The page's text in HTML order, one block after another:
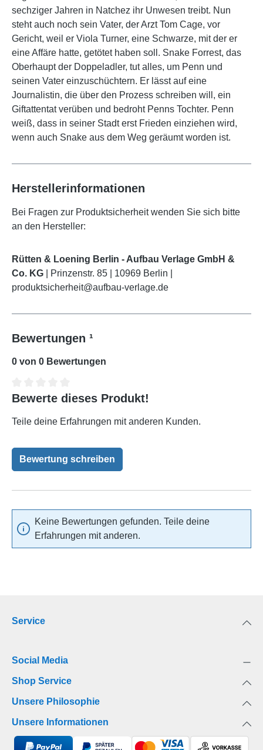
sechziger Jahren in Natchez ihr Unwesen treibt. Nun
steht auch noch sein Vater, der Arzt Tom Cage, vor
Gericht, weil er Viola Turner, eine Schwarze, mit der er
eine Affäre hatte, getötet haben soll. Snake Forrest, das
Oberhaupt der Doppeladler, tut alles, um Penn und
seinen Vater einzuschüchtern. Er lässt auf eine
Journalistin, die über den Prozess schreiben will, ein
Giftattentat verüben und bedroht Penns Tochter. Penn
weiß, dass in seiner Stadt erst Frieden einziehen wird,
wenn auch Snake aus dem Weg geräumt worden ist.
Herstellerinformationen
Bei Fragen zur Produktsicherheit wenden Sie sich bitte
an den Hersteller:
Rütten & Loening Berlin - Aufbau Verlage GmbH &
Co. KG | Prinzenstr. 85 | 10969 Berlin |
produktsicherheit@aufbau-verlage.de
Bewertungen ¹
0 von 0 Bewertungen
Durchschnittliche Bewertung von 0 von 5 Sternen
Bewerte dieses Produkt!
Teile deine Erfahrungen mit anderen Kunden.
Bewertung schreiben
Keine Bewertungen gefunden. Teile deine
Erfahrungen mit anderen.
Service
Social Media
Shop Service
Unsere Philosophie
Unsere Informationen